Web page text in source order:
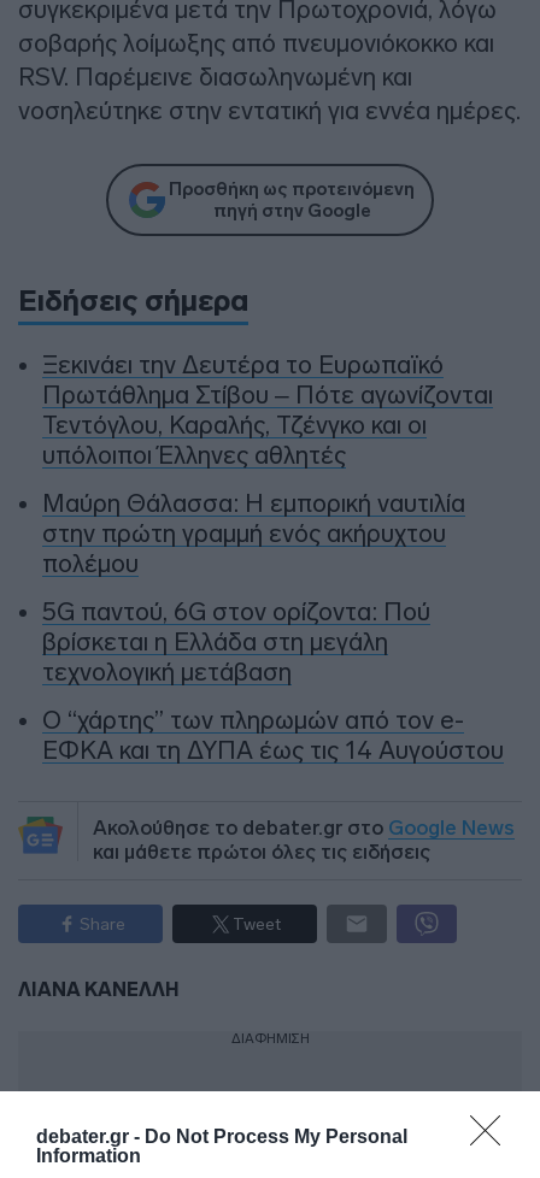
debater.gr - Do Not Process My Personal
Information
συγκεκριμένα μετά την Πρωτοχρονιά, λόγω
σοβαρής λοίμωξης από πνευμονιόκοκκο και
RSV. Παρέμεινε διασωληνωμένη και
νοσηλεύτηκε στην εντατική για εννέα ημέρες.
Προσθήκη ως προτεινόμενη
πηγή στην Google
Ειδήσεις σήμερα
Ξεκινάει την Δευτέρα το Ευρωπαϊκό
Πρωτάθλημα Στίβου – Πότε αγωνίζονται
Τεντόγλου, Καραλής, Τζένγκο και οι
υπόλοιποι Έλληνες αθλητές
Μαύρη Θάλασσα: Η εμπορική ναυτιλία
στην πρώτη γραμμή ενός ακήρυχτου
πολέμου
5G παντού, 6G στον ορίζοντα: Πού
βρίσκεται η Ελλάδα στη μεγάλη
τεχνολογική μετάβαση
Ο “χάρτης” των πληρωμών από τον e-
ΕΦΚΑ και τη ΔΥΠΑ έως τις 14 Αυγούστου
Ακολούθησε το debater.gr στο Google News
και μάθετε πρώτοι όλες τις ειδήσεις
Share Tweet
ΛΙΑΝΑ ΚΑΝΕΛΛΗ
ΔΙΑΦΗΜΙΣΗ